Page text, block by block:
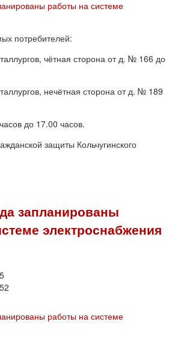
работы на системе
потребителей:
чётная сторона от д. № 166 до
нечётная сторона от д. № 189
до 17.00 часов.
защиты Кольчугинского
запланированы
электроснабжения
работы на системе